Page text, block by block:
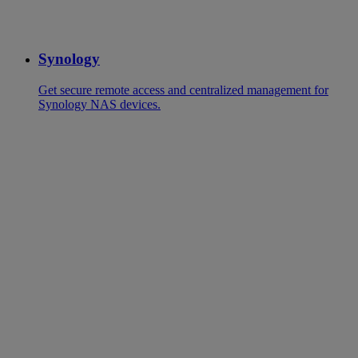
Synology
Get secure remote access and centralized management for
Synology NAS devices.